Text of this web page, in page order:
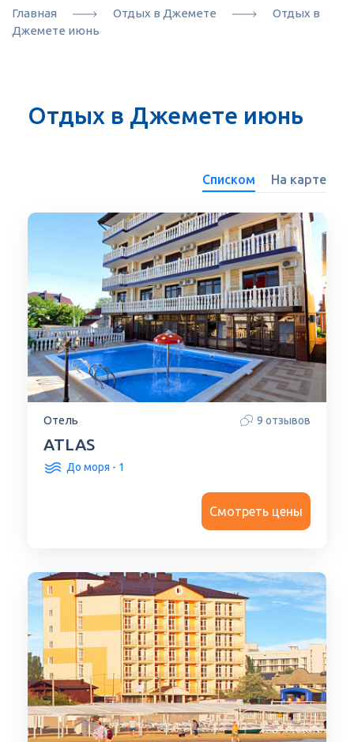
Главная Отдых в Джемете
Отдых в
Джемете июнь
Отдых в Джемете июнь
Списком На карте
Отель 9 отзывов
ATLAS
До моря - 1
Смотреть цены